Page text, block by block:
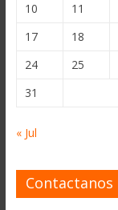
10
11
17
18
24
25
31
« Jul
Contactanos